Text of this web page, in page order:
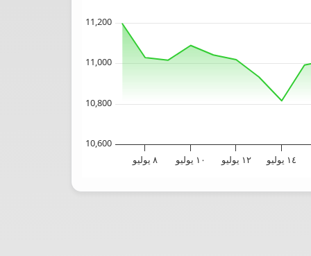
٨ يوليو ١٠ يوليو ١٢ يوليو ١٤ يوليو
10,600
10,800
11,000
11,200